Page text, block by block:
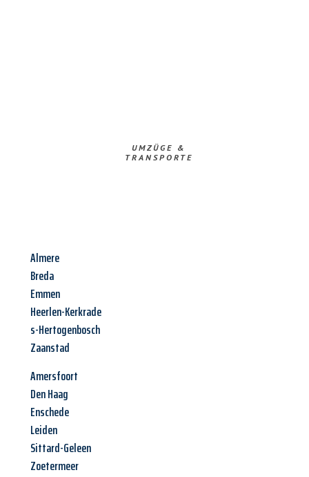
UMZÜGE &
TRANSPORTE
Almere
Breda
Emmen
Heerlen-Kerkrade
s-Hertogenbosch
Zaanstad
Amersfoort
Den Haag
Enschede
Leiden
Sittard-Geleen
Zoetermeer